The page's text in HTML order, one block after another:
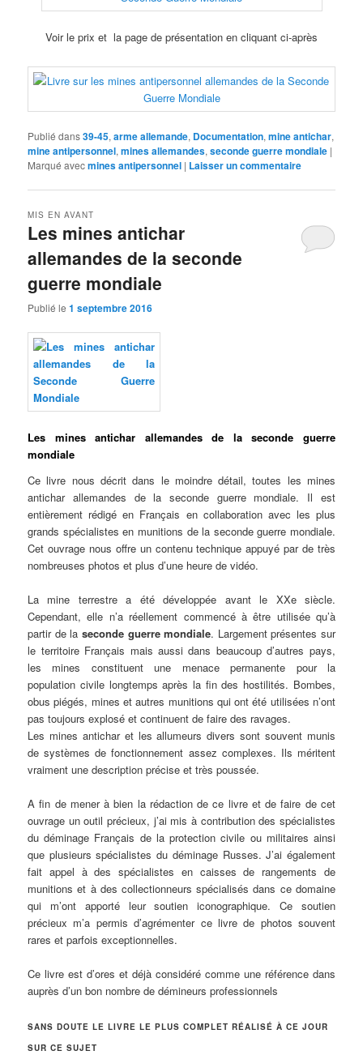
Voir le prix et la page de présentation en cliquant ci-après
Publié dans39-45,arme allemande, Documentation,mine antichar,
mine antipersonnel,mines allemandes,seconde guerre mondiale |
Marqué avecmines antipersonnel | Laisser un commentaire
Les mines antichar
allemandes de la seconde
guerre mondiale
MIS EN AVANT
Publié le1 septembre 2016
Les mines antichar allemandes de la seconde guerre
mondiale
Ce livre nous décrit dans le moindre détail, toutes les mines
antichar allemandes de la seconde guerre mondiale. Il est
entièrement rédigé en Français en collaboration avec les plus
grands spécialistes en munitions de la seconde guerre mondiale.
Cet ouvrage nous offre un contenu technique appuyé par de très
nombreuses photos et plus d’une heure de vidéo.
La mine terrestre a été développée avant le XXe siècle.
Cependant, elle n’a réellement commencé à être utilisée qu’à
partir de la seconde guerre mondiale. Largement présentes sur
le territoire Français mais aussi dans beaucoup d’autres pays,
les mines constituent une menace permanente pour la
population civile longtemps après la fin des hostilités. Bombes,
obus piégés, mines et autres munitions qui ont été utilisées n’ont
pas toujours explosé et continuent de faire des ravages.
Les mines antichar et les allumeurs divers sont souvent munis
de systèmes de fonctionnement assez complexes. Ils méritent
vraiment une description précise et très poussée.
A fin de mener à bien la rédaction de ce livre et de faire de cet
ouvrage un outil précieux, j’ai mis à contribution des spécialistes
du déminage Français de la protection civile ou militaires ainsi
que plusieurs spécialistes du déminage Russes. J’ai également
fait appel à des spécialistes en caisses de rangements de
munitions et à des collectionneurs spécialisés dans ce domaine
qui m’ont apporté leur soutien iconographique. Ce soutien
précieux m’a permis d’agrémenter ce livre de photos souvent
rares et parfois exceptionnelles.
Ce livre est d’ores et déjà considéré comme une référence dans
auprès d’un bon nombre de démineurs professionnels
SANS DOUTE LE LIVRE LE PLUS COMPLET RÉALISÉ À CE JOUR
SUR CE SUJET